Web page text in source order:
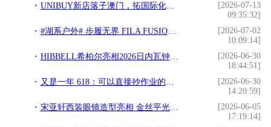
UNIBUY新店落子澳门，拓国际化商业新版图
[2026-07-13
09:35:32]
#湖系户外# 步履无界 FILA FUSION COMO鞋履家族，适配全场景出行需求
[2026-07-02
10:09:14]
HIBBELL希柏尔亮相2026日内瓦钟表与奇迹展｜顶奢潜航新作斩获大奖
[2026-06-30
18:44:51]
又是一年 618：可以直接抄作业的护肤搭配清单
[2026-06-30
14:20:59]
宋亚轩西装眼镜造型亮相 金丝平光镜勾勒贵气与书卷感
[2026-06-05
17:19:14]